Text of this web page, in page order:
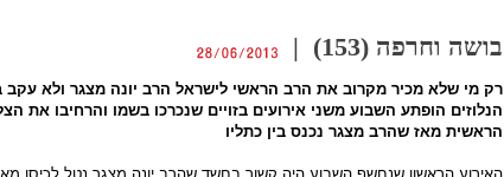
בושה וחרפה (153) |
רק מי שלא מכיר מקרוב את הרב הראשי לישראל הרב יונה מצגר ולא עקב
הנלוזים הופתע השבוע משני אירועים בזויים שנכרכו בשמו והרחיבו את
הראשית מאז שהרב מצגר נכנס בין כתליו